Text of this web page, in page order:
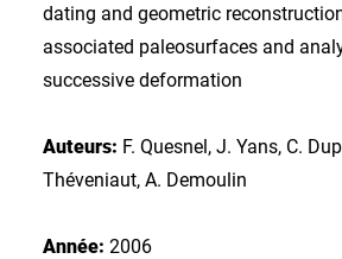
dating and geometric
associated paleosurfaces and
successive deformation
Auteurs: F. Quesnel, J. Yans, C.
Théveniaut, A. Demoulin
Année: 2006